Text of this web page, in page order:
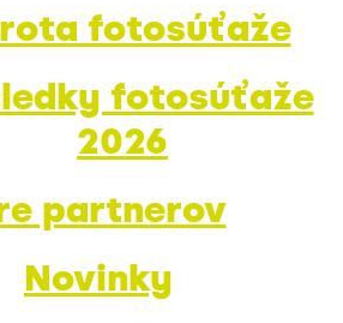
fotosúťaže
fotosúťaže
2026
partnerov
Novinky